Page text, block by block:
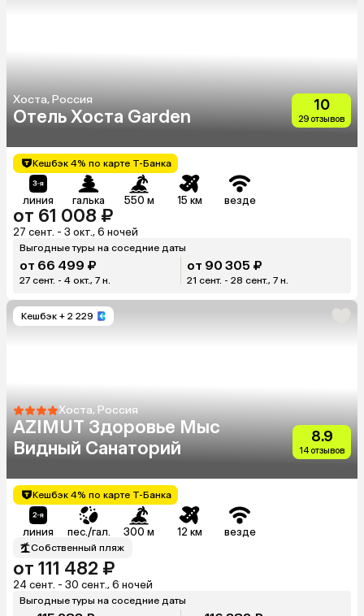
Хоста, Россия
Отель Хоста Garden
10
29 отзывов
Кешбэк 4% по карте Т-Банка
линия галька 550 м 15 км везде
от 61 008 ₽
27 сент. - 3 окт., 6 ночей
Выгодные туры на соседние даты
от 66 499 ₽
27 сент. - 4 окт., 7 н.
от 90 305 ₽
21 сент. - 28 сент., 7 н.
Кешбэк + 2 229
Хоста, Россия
AZIMUT Здоровье Мыс
Видный Санаторий
8.9
14 отзывов
Кешбэк 4% по карте Т-Банка
линия пес./гал. 300 м 12 км везде
Собственный пляж
от 111 482 ₽
24 сент. - 30 сент., 6 ночей
Выгодные туры на соседние даты